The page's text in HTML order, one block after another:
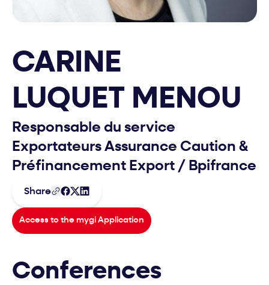
CARINE
LUQUET MENOU
Responsable du service
Exportateurs Assurance Caution &
Préfinancement Export / Bpifrance
Share
Access to the mygi Application
Conferences